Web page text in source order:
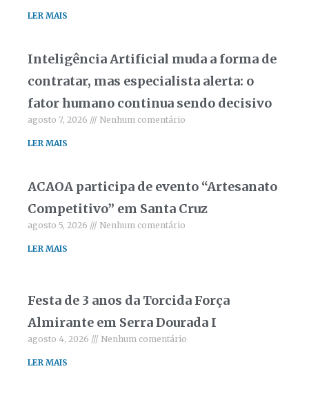
LER MAIS
Inteligência Artificial muda a forma de
contratar, mas especialista alerta: o
fator humano continua sendo decisivo
agosto 7, 2026 Nenhum comentário
LER MAIS
ACAOA participa de evento “Artesanato
Competitivo” em Santa Cruz
agosto 5, 2026 Nenhum comentário
LER MAIS
Festa de 3 anos da Torcida Força
Almirante em Serra Dourada I
agosto 4, 2026 Nenhum comentário
LER MAIS